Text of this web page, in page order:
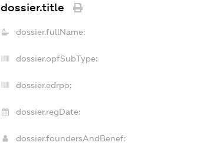
dossier.title
dossier.fullName:
dossier.opfSubType:
dossier.edrpo:
dossier.regDate:
dossier.foundersAndBenef: